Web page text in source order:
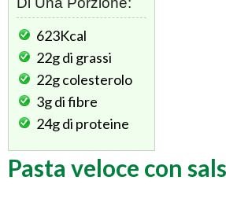
623Kcal
22gdi grassi
22gcolesterolo
3gdi fibre
24gdi proteine
Pasta veloce con